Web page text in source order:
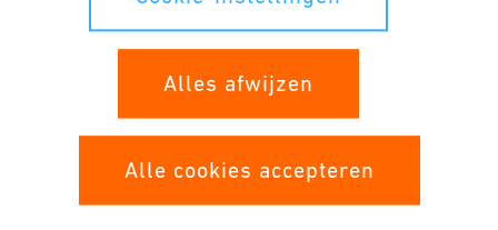
24-uurservice voor
noodgevallen
24-uursservice Noodnummer
Alles afwijzen
Alle cookies accepteren